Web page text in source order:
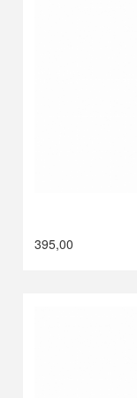
395,00